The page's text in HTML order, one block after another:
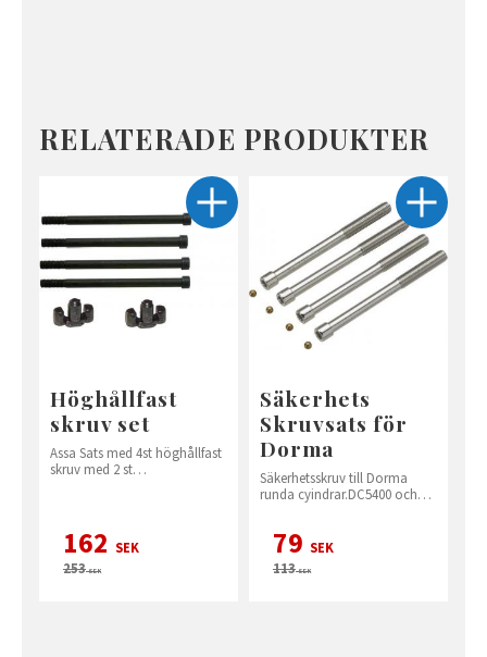
RELATERADE PRODUKTER
Höghållfast
skruv set
Assa Sats med 4st höghållfast
skruv med 2 st
162 SEK
253SEK
Säkerhets
Skruvsats för
Dorma
Säkerhetsskruv till Dorma
runda cyindrar.DC5400 och
79 SEK
113SEK